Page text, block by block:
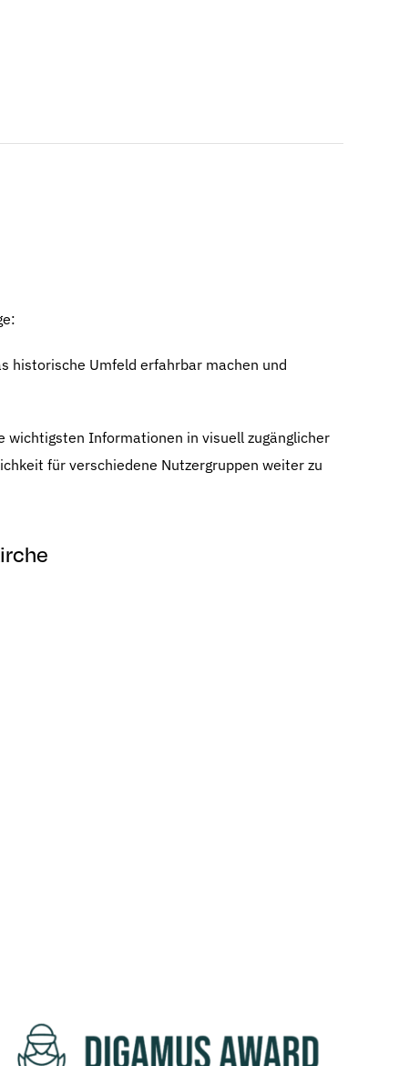
historische Umfeld erfahrbar machen und
wichtigsten Informationen in visuell zugänglicher
für verschiedene Nutzergruppen weiter zu